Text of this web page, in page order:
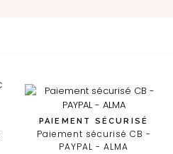
PAIEMENT SÉCURISÉ
Paiement sécurisé CB -
PAYPAL - ALMA